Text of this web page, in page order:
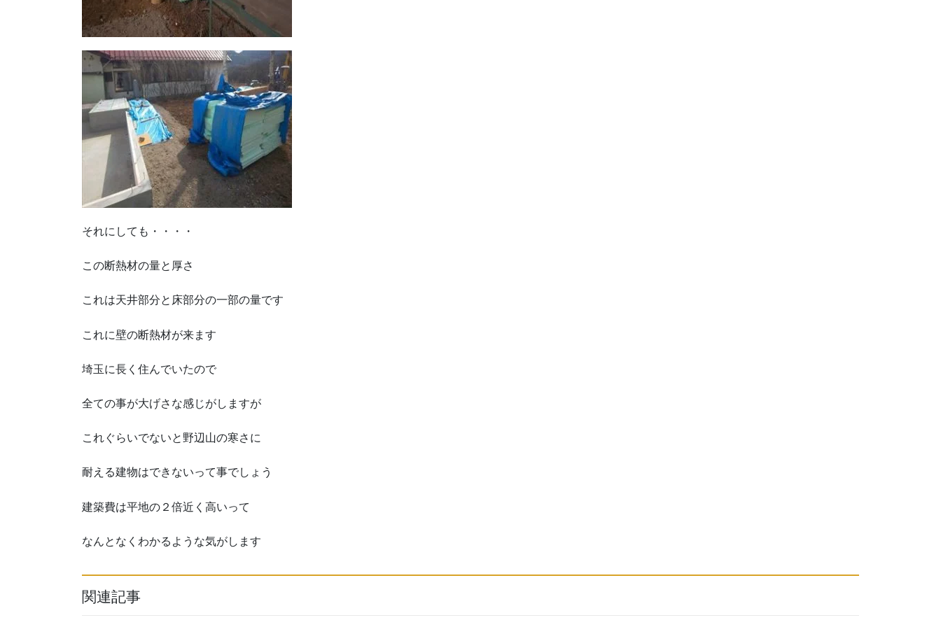
それにしても・・・・
この断熱材の量と厚さ
これは天井部分と床部分の一部の量です
これに壁の断熱材が来ます
埼玉に長く住んでいたので
全ての事が大げさな感じがしますが
これぐらいでないと野辺山の寒さに
耐える建物はできないって事でしょう
建築費は平地の２倍近く高いって
なんとなくわかるような気がします
関連記事